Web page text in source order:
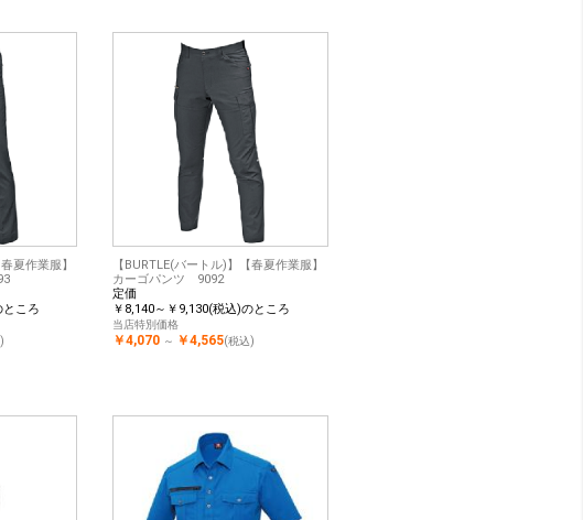
夏作業服】
ところ
【BURTLE(バートル)】【春夏作業服】
カーゴパンツ 9092
定価
￥8,140～￥9,130(税込)のところ
当店特別価格
￥4,070 ～ ￥4,565(税込)